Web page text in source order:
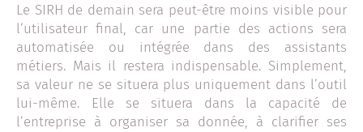
Le SIRH de demain sera peut-être moins visible pour
l’utilisateur final, car une partie des actions sera
automatisée ou intégrée dans des assistants
métiers. Mais il restera indispensable. Simplement,
sa valeur ne se situera plus uniquement dans l’outil
lui-même. Elle se situera dans la capacité de
l’entreprise à organiser sa donnée, à clarifier ses